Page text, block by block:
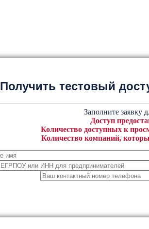
Получить тестовый
Заполните заявку
Доступ
Количество доступных к
Количество компаний,